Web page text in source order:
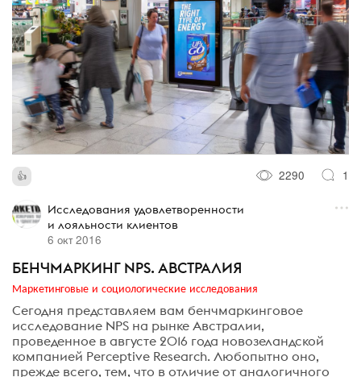
2290 1
Исследования удовлетворенности
и лояльности клиентов
6 окт 2016
БЕНЧМАРКИНГ NPS. АВСТРАЛИЯ
Маркетинговые и социологические исследования
Сегодня представляем вам бенчмаркинговое
исследование NPS на рынке Австралии,
проведенное в августе 2016 года новозеландской
компанией Perceptive Research. Любопытно оно,
прежде всего, тем, что в отличие от аналогичного